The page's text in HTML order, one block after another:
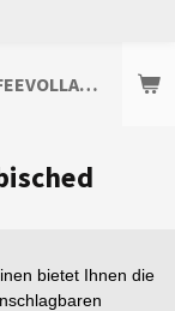
GENERALÜBERHOLTE KAFFEEVOLLAUTOMATEN TOP-ANGEBOTE ENTDECKEN
bietet Ihnen die